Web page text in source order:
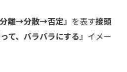
分離→分散→否定』を表す接頭
て、バラバラにする』イメー